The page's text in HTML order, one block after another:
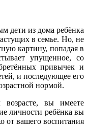
дети из дома ребёнка
в семье. Но, не
картину, попадая в
упущенное, со
привычек и
и последующее его
нормой.
возрасте, вы имеете
личности ребёнка вы
от вашего воспитания